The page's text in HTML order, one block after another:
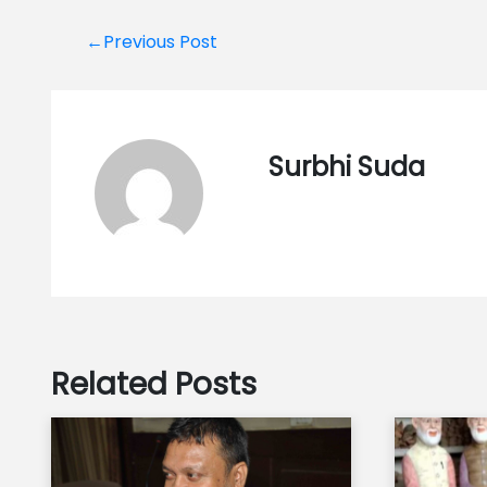
Post
←Previous Post
Surbhi Suda
Related Posts